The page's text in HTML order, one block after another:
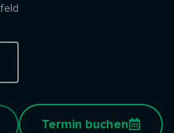
Termin buchen